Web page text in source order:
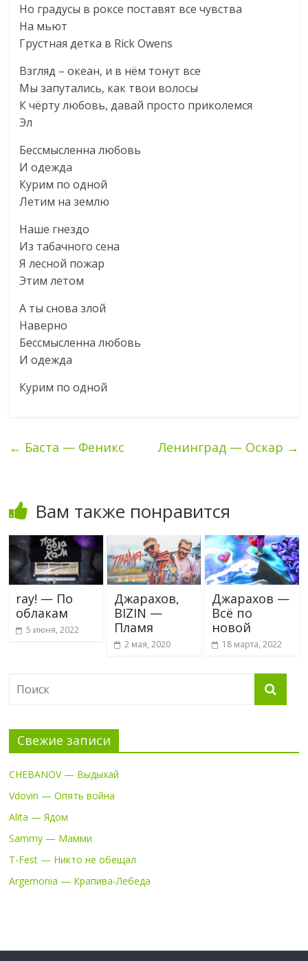
Но градусы в роксе поставят все чувства
На мьют
Грустная детка в Rick Owens
Взгляд – океан, и в нём тонут все
Мы запутались, как твои волосы
К чёрту любовь, давай просто приколемся
Эл
Бессмысленна любовь
И одежда
Курим по одной
Летим на землю
Наше гнездо
Из табачного сена
Я лесной пожар
Этим летом
А ты снова злой
Наверно
Бессмысленна любовь
И одежда
Курим по одной
← Баста — Феникс Ленинград — Оскар →
Вам также понравится
ray! — По
облакам
5 июня, 2022
Джарахов,
BIZIN —
Пламя
2 мая, 2020
Джарахов —
Всё по
новой
18 марта, 2022
Свежие записи
CHEBANOV — Выдыхай
Vdovin — Опять война
Alita — Ядом
Sammy — Мамми
T-Fest — Никто не обещал
Argemonia — Крапива-Лебеда